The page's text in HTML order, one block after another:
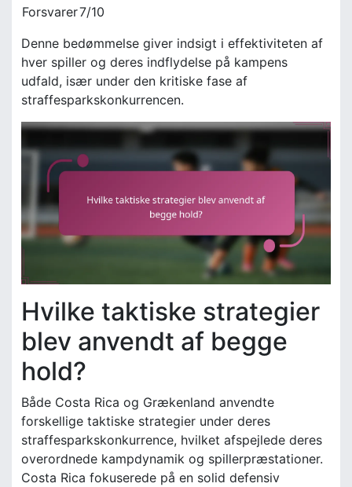
Forsvarer7/10
Denne bedømmelse giver indsigt i effektiviteten af
hver spiller og deres indflydelse på kampens
udfald, især under den kritiske fase af
straffesparkskonkurrencen.
Hvilke taktiske strategier
blev anvendt af begge
hold?
Både Costa Rica og Grækenland anvendte
forskellige taktiske strategier under deres
straffesparkskonkurrence, hvilket afspejlede deres
overordnede kampdynamik og spillerpræstationer.
Costa Rica fokuserede på en solid defensiv